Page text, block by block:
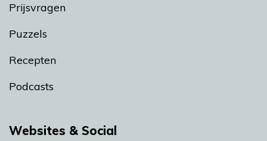
Prijsvragen
Puzzels
Recepten
Podcasts
Websites & Social